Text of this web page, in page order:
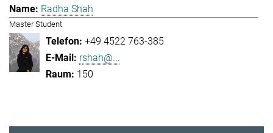
Radha Shah
Master Student
+49 4522 763-385
rshah@...
150